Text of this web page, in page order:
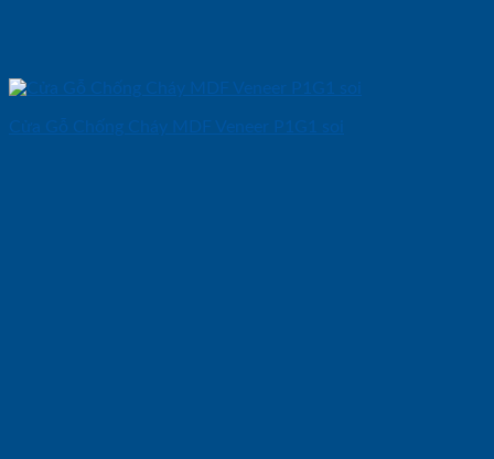
Cửa Gỗ Chống Cháy MDF Veneer P1G1 soi